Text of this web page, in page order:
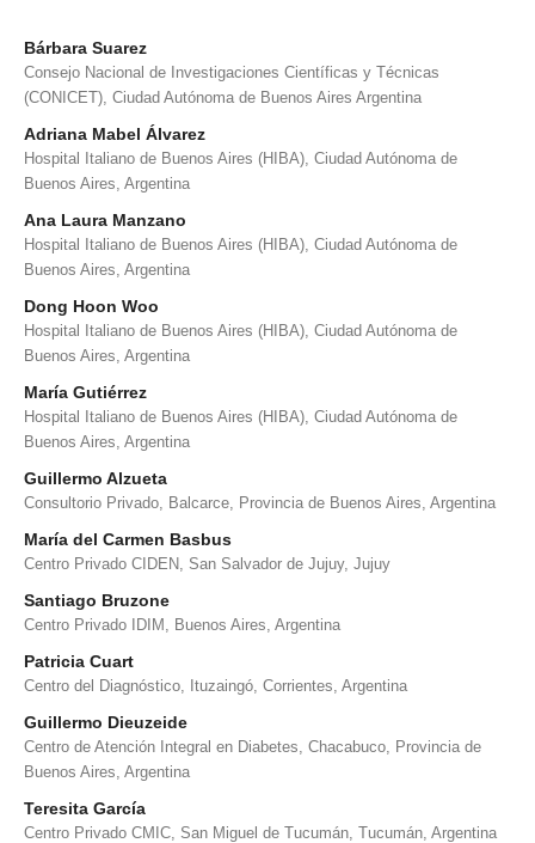
Bárbara Suarez
Consejo Nacional de Investigaciones Científicas y Técnicas
(CONICET), Ciudad Autónoma de Buenos Aires Argentina
Adriana Mabel Álvarez
Hospital Italiano de Buenos Aires (HIBA), Ciudad Autónoma de
Buenos Aires, Argentina
Ana Laura Manzano
Hospital Italiano de Buenos Aires (HIBA), Ciudad Autónoma de
Buenos Aires, Argentina
Dong Hoon Woo
Hospital Italiano de Buenos Aires (HIBA), Ciudad Autónoma de
Buenos Aires, Argentina
María Gutiérrez
Hospital Italiano de Buenos Aires (HIBA), Ciudad Autónoma de
Buenos Aires, Argentina
Guillermo Alzueta
Consultorio Privado, Balcarce, Provincia de Buenos Aires, Argentina
María del Carmen Basbus
Centro Privado CIDEN, San Salvador de Jujuy, Jujuy
Santiago Bruzone
Centro Privado IDIM, Buenos Aires, Argentina
Patricia Cuart
Centro del Diagnóstico, Ituzaingó, Corrientes, Argentina
Guillermo Dieuzeide
Centro de Atención Integral en Diabetes, Chacabuco, Provincia de
Buenos Aires, Argentina
Teresita García
Centro Privado CMIC, San Miguel de Tucumán, Tucumán, Argentina